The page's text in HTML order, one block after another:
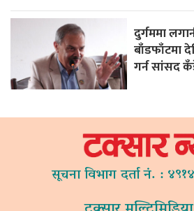
दुर्गममा
बाँडफाँटमा
गर्न सांसद
सूचना विभाग दर्ता नं. :